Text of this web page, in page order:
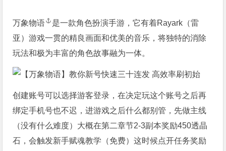
万象物语
是一款角色扮演手游，它有着Rayark（雷
亚）游戏一贯的精良画面和优美的音乐，将独特的消除
玩法和极为丰富的角色故事融为一体。
创建账号可以选择游客登录，在决定玩这个账号之后再
绑定手机号也不迟，进游戏之后什么都别管，先做主线
（没有什么难度）大概在第二章节2-3副本奖励450透晶
石，会触发新手赋魂教学（免费）这时候点开任务奖励